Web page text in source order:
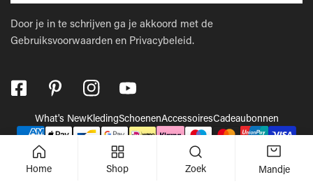
Door je in te schrijven ga je akkoord met de
Gebruiksvoorwaarden en Privacybeleid.
© 2026, Powered by Shopify
What's NewKledingSchoenenAccessoiresCadeaubonnen
Betaalmethodes
Home Shop Zoek Mandje